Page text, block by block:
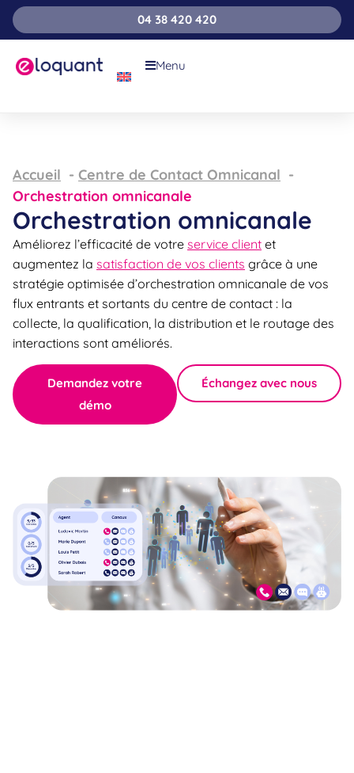
04 38 420 420
Menu
Accueil
Centre de Contact Omnicanal
Orchestration omnicanale
Orchestration omnicanale
Améliorez l’efficacité de votre service client et
augmentez la satisfaction de vos clients grâce à une
stratégie optimisée d’orchestration omnicanale de vos
flux entrants et sortants du centre de contact : la
collecte, la qualification, la distribution et le routage des
interactions sont améliorés.
Demandez votre
démo
Échangez avec nous